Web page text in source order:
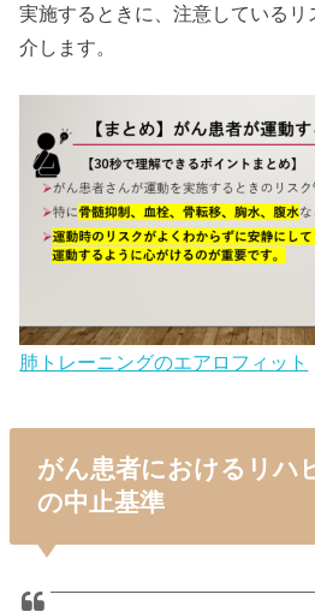
実施するときに、注意している
介します。
肺トレーニングのエアロフィット
がん患者におけるリハ
の中止基準